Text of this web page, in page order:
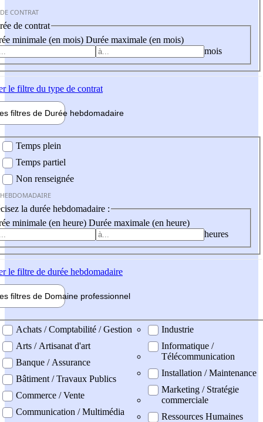
CONTRAT
de contrat
minimale (en mois) Durée maximale (en mois)
mois
le filtre du type de contrat
filtres de Durée hebdomadaire
Temps plein
Temps partiel
Non renseignée
la durée hebdomadaire :
minimale (en heure) Durée maximale (en heure)
heures
le filtre de durée hebdomadaire
filtres de Domaine professionnel
professionel
Achats / Comptabilité / Gestion
Arts / Artisanat d'art
Banque / Assurance
Bâtiment / Travaux Publics
Commerce / Vente
Communication / Multimédia
Industrie
Informatique /
Télécommunication
Installation / Maintenance
Marketing / Stratégie
commerciale
Ressources Humaines